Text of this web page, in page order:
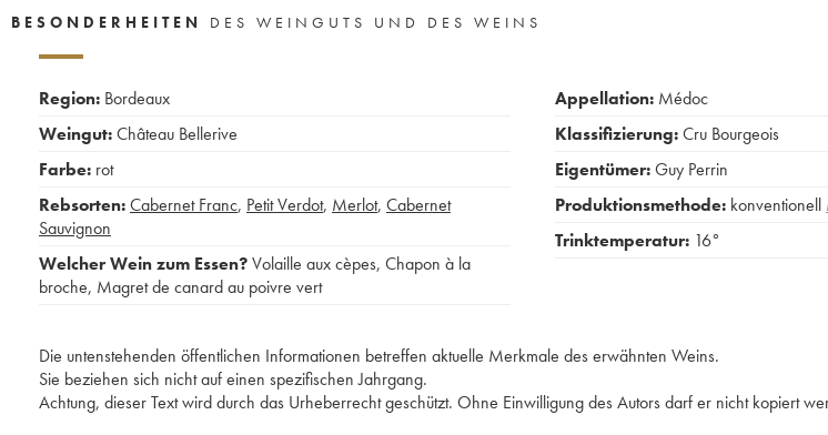
BESONDERHEITEN
DES WEINGUTS UND DES WEINS
Region: Bordeaux
Weingut:Château Bellerive
Farbe: rot
Rebsorten:Cabernet Franc, Petit Verdot, Merlot, Cabernet
Sauvignon
Welcher Wein zum Essen?Volaille aux cèpes, Chapon à la
broche, Magret de canard au poivre vert
Appellation: Médoc
Klassifizierung:Cru Bourgeois
Eigentümer:Guy Perrin
Produktionsmethode: konventionell
Trinktemperatur: 16°
Die untenstehenden öffentlichen Informationen betreffen aktuelle Merkmale des erwähnten Weins.
Sie beziehen sich nicht auf einen spezifischen Jahrgang.
Achtung, dieser Text wird durch das Urheberrecht geschützt. Ohne Einwilligung des Autors darf er nicht kopiert